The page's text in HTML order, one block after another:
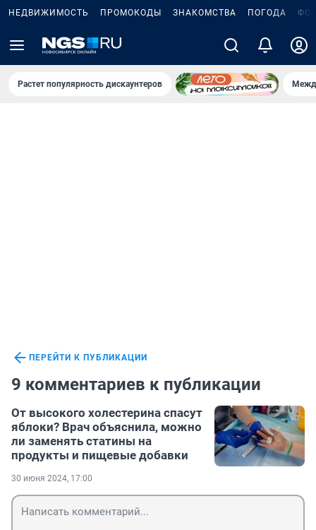
НЕДВИЖИМОСТЬ ПРОМОКОДЫ ЗНАКОМСТВА ПОГОДА
Растет популярность дискаунтеров
ПЕРЕЙТИ К ПУБЛИКАЦИИ
9 комментариев к публикации
От высокого холестерина спасут
яблоки? Врач объяснила, можно
ли заменять статины на
продукты и пищевые добавки
30 июня 2024, 17:00